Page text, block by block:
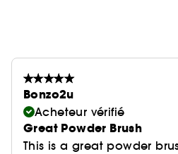
Bonzo2u
Acheteur vérifié
Great Powder Brush
This is a great powder